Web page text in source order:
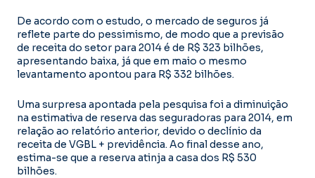
De acordo com o estudo, o mercado de seguros já
reflete parte do pessimismo, de modo que a previsão
de receita do setor para 2014 é de R$ 323 bilhões,
apresentando baixa, já que em maio o mesmo
levantamento apontou para R$ 332 bilhões.
Uma surpresa apontada pela pesquisa foi a diminuição
na estimativa de reserva das seguradoras para 2014, em
relação ao relatório anterior, devido o declínio da
receita de VGBL + previdência. Ao final desse ano,
estima-se que a reserva atinja a casa dos R$ 530
bilhões.